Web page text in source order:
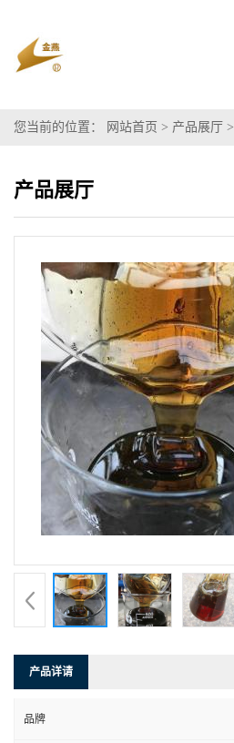
您当前的位置： 网站首页 > 产品展厅 >
产品展厅
产品详请
品牌